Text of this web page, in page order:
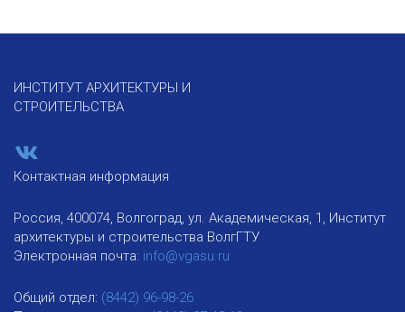
ИНСТИТУТ АРХИТЕКТУРЫ И
СТРОИТЕЛЬСТВА
Контактная информация
Россия, 400074, Волгоград, ул. Академическая, 1, Институт
архитектуры и строительства ВолгГТУ
Электронная почта: info@vgasu.ru
Общий отдел: (8442) 96-98-26